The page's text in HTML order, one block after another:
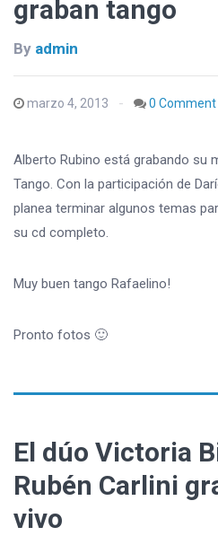
graban tango
By admin
marzo 4, 2013 0 Comment
Alberto Rubino está grabando su
Tango. Con la participación de
planea terminar algunos temas
su cd completo.
Muy buen tango Rafaelino!
Pronto fotos 🙂
El dúo Victoria
Rubén Carlini
vivo